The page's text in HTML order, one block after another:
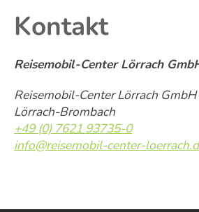
Kontakt
Reisemobil-Center Lörrach
Reisemobil-Center Lörrach
Lörrach-Brombach
+49 (0) 7621 93735-0
info@reisemobil-center-